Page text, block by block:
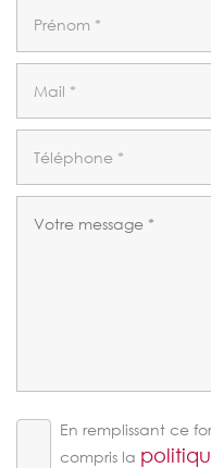
En remplissant ce
compris la